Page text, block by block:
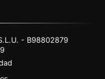
- B98802879